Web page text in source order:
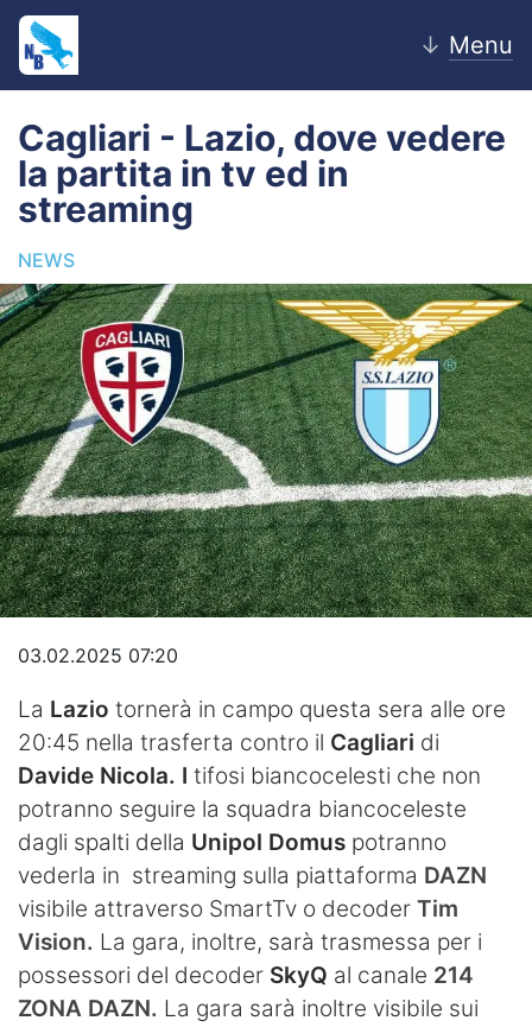
↓ Menu
Home
News
Editoriale
Pagelle
Settore Giovanile
Lazio Women
Calciomercato
Video
Cagliari - Lazio, dove vedere
la partita in tv ed in
streaming
NEWS
03.02.2025 07:20
La Lazio tornerà in campo questa sera alle ore
20:45 nella trasferta contro il Cagliari di
Davide Nicola. I tifosi biancocelesti che non
potranno seguire la squadra biancoceleste
dagli spalti della Unipol Domus potranno
vederla in streaming sulla piattaforma DAZN
visibile attraverso SmartTv o decoder Tim
Vision. La gara, inoltre, sarà trasmessa per i
possessori del decoder SkyQ al canale 214
ZONA DAZN. La gara sarà inoltre visibile sui